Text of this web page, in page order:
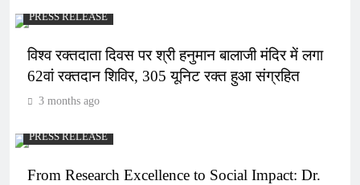
PRESS RELEASE
विश्व रक्तदाता दिवस पर श्री हनुमान बालाजी मंदिर में लगा
62वां रक्तदान शिविर, 305 यूनिट रक्त हुआ संग्रहित
3 months ago
PRESS RELEASE
From Research Excellence to Social Impact: Dr.